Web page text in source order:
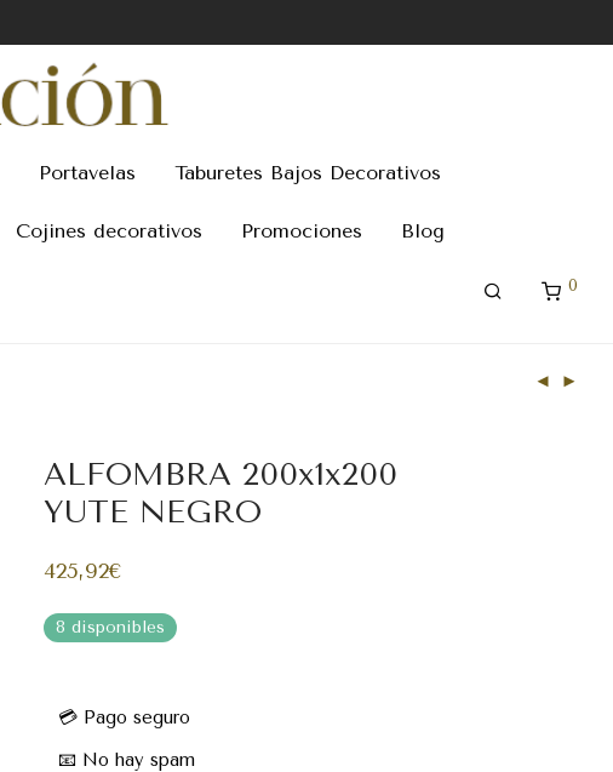
Portavelas Taburetes Bajos Decorativos
Cojines decorativos Promociones Blog
0
ALFOMBRA 200x1x200
YUTE NEGRO
425,92€
8 disponibles
💳 Pago seguro
📧 No hay spam